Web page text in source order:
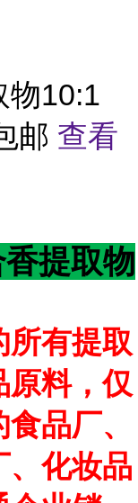
物10:1
邮 查看
提取物
所有提取
原料，仅
品厂、
、化妆品